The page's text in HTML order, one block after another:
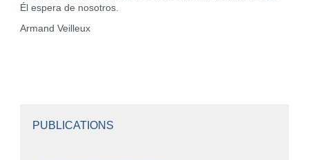
Él espera de nosotros.
Armand Veilleux
PUBLICATIONS